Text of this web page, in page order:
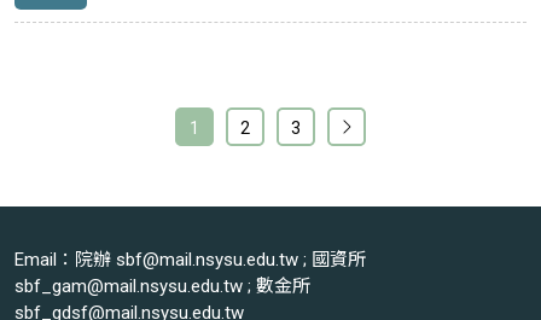
1 2 3
Email：院辦 sbf@mail.nsysu.edu.tw ; 國資所
sbf_gam@mail.nsysu.edu.tw ; 數金所
sbf_gdsf@mail.nsysu.edu.tw